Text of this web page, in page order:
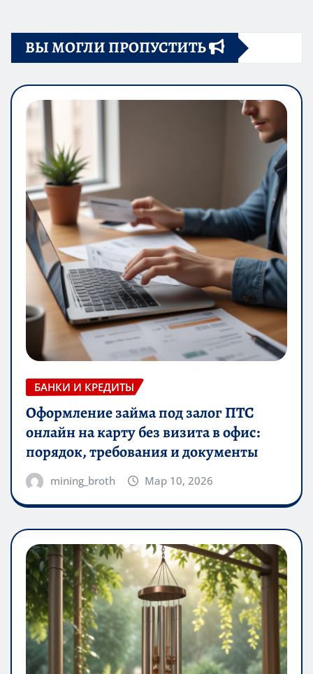
ВЫ МОГЛИ ПРОПУСТИТЬ
БАНКИ И КРЕДИТЫ
Оформление займа под залог ПТС
онлайн на карту без визита в офис:
порядок, требования и документы
mining_broth Мар 10, 2026